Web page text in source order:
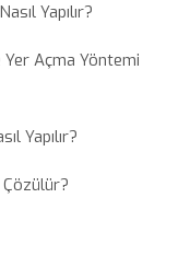
Yapılır?
Yer Açma Yöntemi
Yapılır?